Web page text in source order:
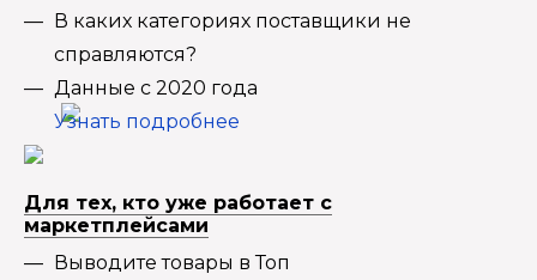
В каких категориях поставщики не
справляются?
Данные с 2020 года
Узнать подробнее
Для тех, кто уже работает с
маркетплейсами
Выводите товары в Топ